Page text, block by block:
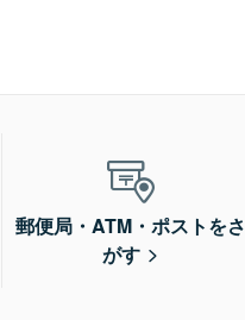
郵便局・ATM・ポストをさ
がす